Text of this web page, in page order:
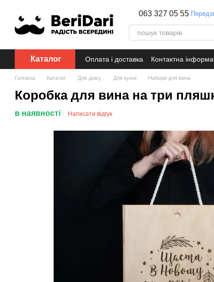
063 327 05 55
Каталог Оплата і доставка Контактна
Головна Каталог Для дому Для кухні Набори для вина
Коробка для вина на три
в наявності Написати відгук